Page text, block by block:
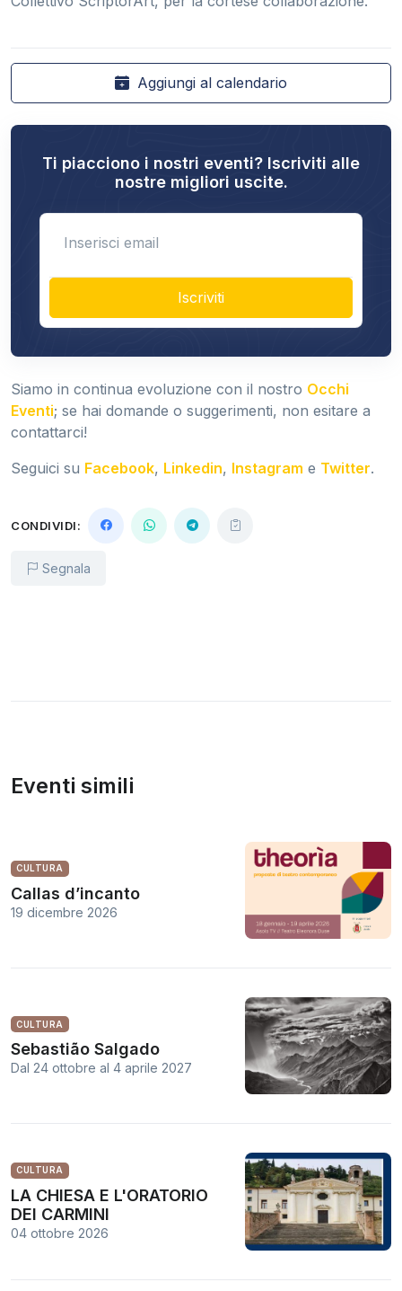
Aggiungi al calendario
Ti piacciono i nostri eventi? Iscriviti alle
nostre migliori uscite.
Iscriviti
Siamo in continua evoluzione con il nostro Occhi
Eventi; se hai domande o suggerimenti, non esitare a
contattarci!
Seguici su Facebook, Linkedin, Instagram e Twitter.
CONDIVIDI:
Segnala
Eventi simili
CULTURA
Callas d’incanto
19 dicembre 2026
CULTURA
Sebastião Salgado
Dal 24 ottobre al 4 aprile 2027
CULTURA
LA CHIESA E L'ORATORIO
DEI CARMINI
04 ottobre 2026